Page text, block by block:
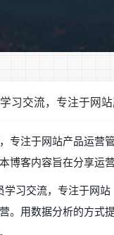
习交流，专注于网
专注于网站产品运营
博客内容旨在分享运